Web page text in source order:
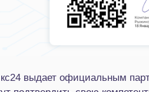
выдает официальным